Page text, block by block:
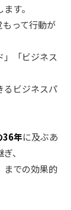
す。
って行動が
」「ビジネス
るビジネスパ
36年に及ぶあ
、
までの効果的